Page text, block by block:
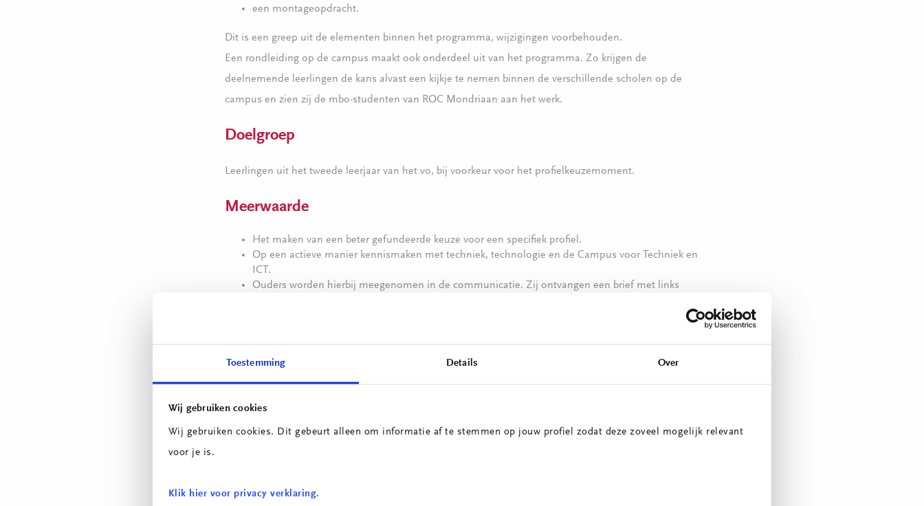
Toestemming Details Over
Wij gebruiken cookies
Wij gebruiken cookies. Dit gebeurt alleen om informatie af te stemmen op jouw profiel zodat deze zoveel mogelijk relevant
voor je is.
Klik hier voor privacy verklaring.
een montageopdracht.
Dit is een greep uit de elementen binnen het programma, wijzigingen voorbehouden.
Een rondleiding op de campus maakt ook onderdeel uit van het programma. Zo krijgen de
deelnemende leerlingen de kans alvast een kijkje te nemen binnen de verschillende scholen op de
campus en zien zij de mbo-studenten van ROC Mondriaan aan het werk.
Doelgroep
Leerlingen uit het tweede leerjaar van het vo, bij voorkeur voor het profielkeuzemoment.
Meerwaarde
Het maken van een beter gefundeerde keuze voor een specifiek profiel.
Op een actieve manier kennismaken met techniek, technologie en de Campus voor Techniek en
ICT.
Ouders worden hierbij meegenomen in de communicatie. Zij ontvangen een brief met links
Naast deze bijeenkomsten biedt de Campus voor Techniek en ICT nog diverse andere informatieve of
actieve bijeenkomsten aan. Bekijkhier de activiteitenagenda van ROC Mondriaan.
Naast de bovenstaande ‘fysieke’ oriëntatieactiviteiten wordt momenteel voor leerlingen uit het